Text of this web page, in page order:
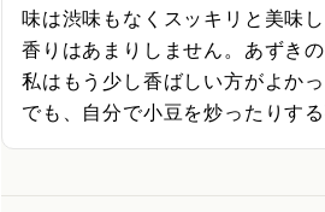
味は渋味もなくスッキリと美味し
香りはあまりしません。あずき
私はもう少し香ばしい方がよかっ
でも、自分で小豆を炒ったりす